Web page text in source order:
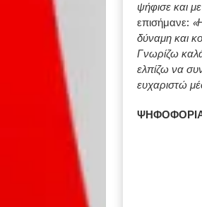
ψήφισε και
επισήμανε:
δύναμη και
Γνωρίζω
ελπίζω να
ευχαριστώ